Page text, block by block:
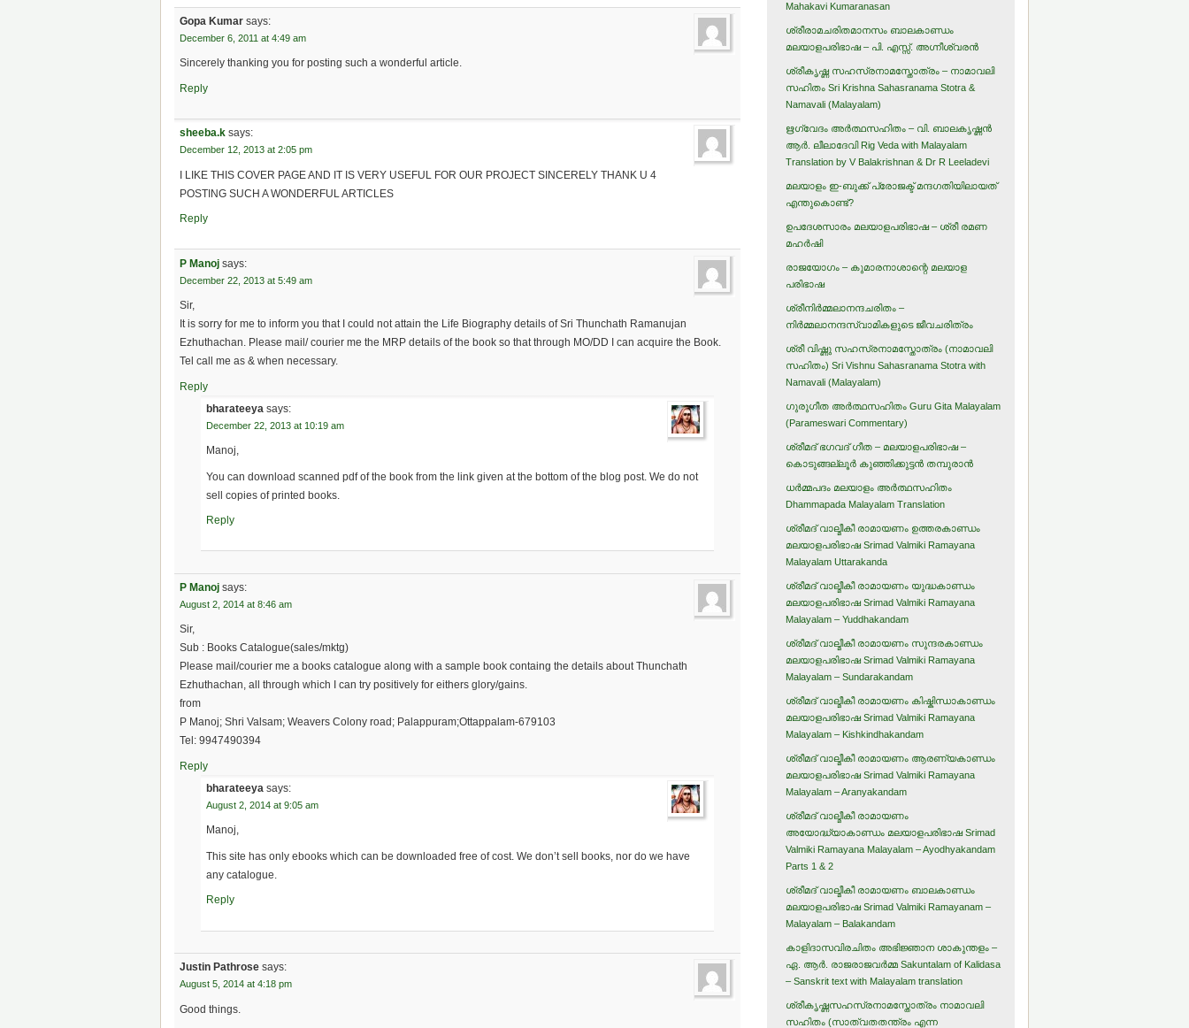
Gopa Kumar says:
December 6, 2011 at 4:49 am
Sincerely thanking you for posting such a wonderful article.
Reply
sheeba.k says:
December 12, 2013 at 2:05 pm
I LIKE THIS COVER PAGE AND IT IS VERY USEFUL FOR OUR PROJECT SINCERELY THANK U 4
POSTING SUCH A WONDERFUL ARTICLES
Reply
P Manoj says:
December 22, 2013 at 5:49 am
Sir,
It is sorry for me to inform you that I could not attain the Life Biography details of Sri Thunchath Ramanujan
Ezhuthachan. Please mail/ courier me the MRP details of the book so that through MO/DD I can acquire the Book.
Tel call me as & when necessary.
Reply
bharateeya says:
December 22, 2013 at 10:19 am
Manoj,
You can download scanned pdf of the book from the link given at the bottom of the blog post. We do not
sell copies of printed books.
Reply
P Manoj says:
August 2, 2014 at 8:46 am
Sir,
Sub : Books Catalogue(sales/mktg)
Please mail/courier me a books catalogue along with a sample book containg the details about Thunchath
Ezhuthachan, all through which I can try positively for eithers glory/gains.
from
P Manoj; Shri Valsam; Weavers Colony road; Palappuram;Ottappalam-679103
Tel: 9947490394
Reply
bharateeya says:
August 2, 2014 at 9:05 am
Manoj,
This site has only ebooks which can be downloaded free of cost. We don’t sell books, nor do we have
any catalogue.
Reply
Justin Pathrose says:
August 5, 2014 at 4:18 pm
Good things.
Mahakavi Kumaranasan
ശ്രീരാമചരിതമാനസം ബാലകാണ്ഡം
മലയാളപരിഭാഷ – പി. എസ്സ്. അഗ്നീശ്വരന്‍
ശ്രീകൃഷ്ണ സഹസ്രനാമസ്തോത്രം – നാമാവലി
സഹിതം Sri Krishna Sahasranama Stotra &
Namavali (Malayalam)
ഋഗ്വേദം അര്‍ത്ഥസഹിതം – വി. ബാലകൃഷ്ണന്‍
ആര്‍. ലീലാദേവി Rig Veda with Malayalam
Translation by V Balakrishnan & Dr R Leeladevi
മലയാളം ഇ-ബുക്ക് പ്രോജക്ട് മന്ദഗതിയിലായത്
എന്തുകൊണ്ട്?
ഉപദേശസാരം മലയാളപരിഭാഷ – ശ്രീ രമണ
മഹര്‍ഷി
രാജയോഗം – കുമാരനാശാന്റെ മലയാള
പരിഭാഷ
ശ്രീനിര്‍മ്മലാനന്ദചരിതം –
നിര്‍മ്മലാനന്ദസ്വാമികളുടെ ജീവചരിത്രം
ശ്രീ വിഷ്ണു സഹസ്രനാമസ്തോത്രം (നാമാവലി
സഹിതം) Sri Vishnu Sahasranama Stotra with
Namavali (Malayalam)
ഗുരുഗീത അര്‍ത്ഥസഹിതം Guru Gita Malayalam
(Parameswari Commentary)
ശ്രീമദ് ഭഗവദ് ഗീത – മലയാളപരിഭാഷ –
കൊടുങ്ങല്ലൂര്‍ കുഞ്ഞിക്കുട്ടന്‍ തമ്പുരാന്‍
ധര്‍മ്മപദം മലയാളം അര്‍ത്ഥസഹിതം
Dhammapada Malayalam Translation
ശ്രീമദ് വാല്മീകീ രാമായണം ഉത്തരകാണ്ഡം
മലയാളപരിഭാഷ Srimad Valmiki Ramayana
Malayalam Uttarakanda
ശ്രീമദ് വാല്മീകീ രാമായണം യുദ്ധകാണ്ഡം
മലയാളപരിഭാഷ Srimad Valmiki Ramayana
Malayalam – Yuddhakandam
ശ്രീമദ് വാല്മീകീ രാമായണം സുന്ദരകാണ്ഡം
മലയാളപരിഭാഷ Srimad Valmiki Ramayana
Malayalam – Sundarakandam
ശ്രീമദ് വാല്മീകീ രാമായണം കിഷ്കിന്ധാകാണ്ഡം
മലയാളപരിഭാഷ Srimad Valmiki Ramayana
Malayalam – Kishkindhakandam
ശ്രീമദ് വാല്മീകീ രാമായണം ആരണ്യകാണ്ഡം
മലയാളപരിഭാഷ Srimad Valmiki Ramayana
Malayalam – Aranyakandam
ശ്രീമദ് വാല്മീകീ രാമായണം
അയോദ്ധ്യാകാണ്ഡം മലയാളപരിഭാഷ Srimad
Valmiki Ramayana Malayalam – Ayodhyakandam
Parts 1 & 2
ശ്രീമദ് വാല്മീകീ രാമായണം ബാലകാണ്ഡം
മലയാളപരിഭാഷ Srimad Valmiki Ramayanam –
Malayalam – Balakandam
കാളിദാസവിരചിതം അഭിജ്ഞാന ശാകുന്തളം –
ഏ. ആര്‍. രാജരാജവര്‍മ്മ Sakuntalam of Kalidasa
– Sanskrit text with Malayalam translation
ശ്രീകൃഷ്ണസഹസ്രനാമസ്തോത്രം നാമാവലി
സഹിതം (സാത്വതതന്ത്രം എന്ന